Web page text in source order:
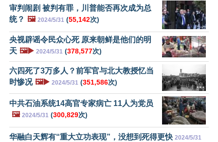
审判闹剧 被判有罪，川普能否再次成为总
统？ 🖼️ 2024/5/31 (55,142次)
央视辟谣令民众心死 原来朝鲜是他们的明
天 🖼️▶️ 2024/5/31 (378,577次)
六四死了3万多人？前军官与北大教授忆当
时惨况 🖼️▶️ 2024/5/31 (351,586次)
中共石油系统14高官专家病亡 11人为党员
🖼️ 2024/5/31 (300,829次)
华融白天辉有“重大立功表现”，没想到死得更快 2024/5/31